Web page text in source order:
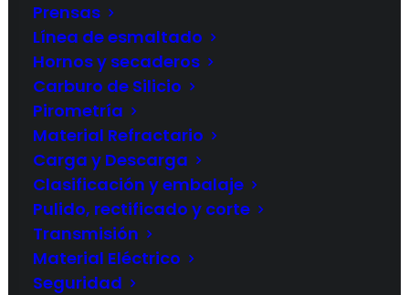
Prensas
Línea de esmaltado
Hornos y secaderos
Carburo de Silicio
Pirometría
Material Refractario
Carga y Descarga
Clasificación y embalaje
Pulido, rectificado y corte
Transmisión
Material Eléctrico
Seguridad